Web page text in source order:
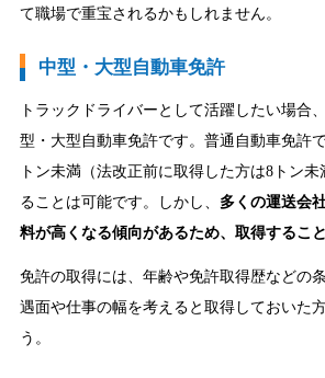
て職場で重宝されるかもしれません。
中型・大型自動車免許
トラックドライバーとして活躍したい場合
型・大型自動車免許です。普通自動車免許
トン未満（法改正前に取得した方は8トン
ることは可能です。しかし、 多くの運送会
料が高くなる傾向があるため、取得するこ
免許の取得には、年齢や免許取得歴などの
遇面や仕事の幅を考えると取得しておいた
う。